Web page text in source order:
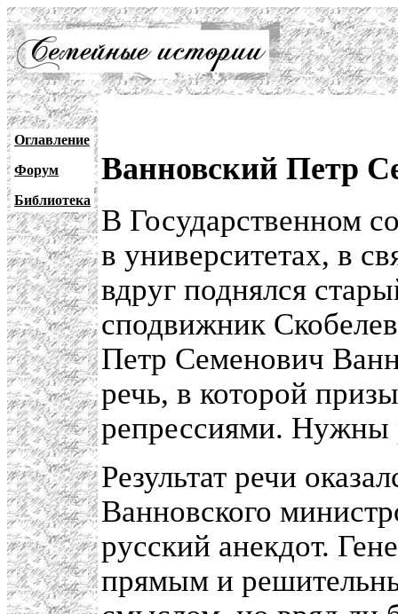
Оглавление
Форум
Библиотека
Ванновский Петр
В Государственном
в университетах, в
вдруг поднялся
сподвижник
Петр Семенович
речь, в которой
репрессиями.
Результат речи
Ванновского
русский анекдот.
прямым и